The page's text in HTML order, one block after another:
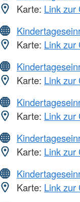
Karte: Link zur
Karte: Link zur
Karte: Link zur
Karte: Link zur
Karte: Link zur
Karte: Link zur